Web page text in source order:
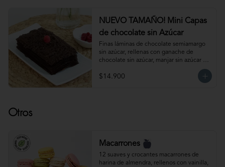
NUEVO TAMAÑO! Mini Capas
de chocolate sin Azúcar
Finas láminas de chocolate semiamargo
sin azúcar, rellenas con ganache de
chocolate sin azúcar, manjar sin azúcar y
¡Simplemente irresistible!
Para 6-8 personas. Producto congelado,
$14.900
Otros
Macarrones
12 suaves y crocantes macarrones de
harina de almendra, rellenos con vainilla,